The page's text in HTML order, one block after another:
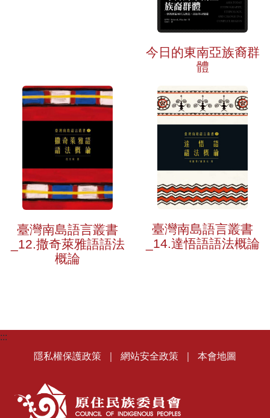
今日的東南亞族裔群
體
臺灣南島語言叢書
_12.撒奇萊雅語語法
概論
臺灣南島語言叢書
_14.達悟語語法概論
:::
隱私權保護政策
網站安全政策 本會地圖